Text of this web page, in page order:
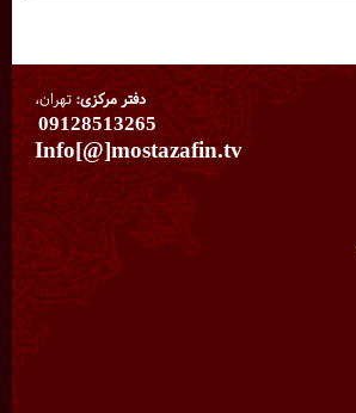
دفتر مرکزی:تهران،
09128513265
Info[@]mostazafin.tv